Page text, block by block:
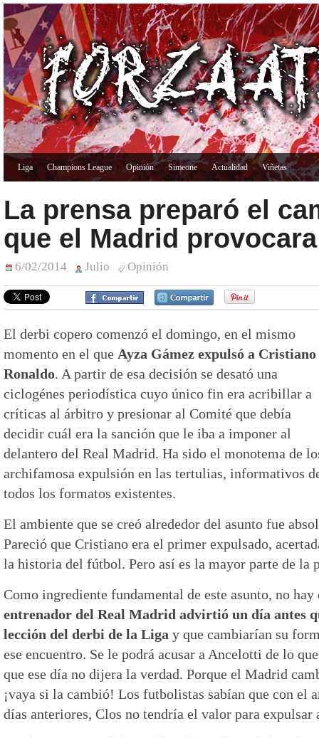
Liga Champions League Opinión Simeone Actualidad Viñetas
La prensa preparó el
que el Madrid
6/02/2014 Julio Opinión
El derbi copero comenzó el domingo, en el mismo
momento en el que Ayza Gámez expulsó a Cristiano
Ronaldo. A partir de esa decisión se desató una
ciclogénes periodística cuyo único fin era acribillar a
críticas al árbitro y presionar al Comité que debía
decidir cuál era la sanción que le iba a imponer al
delantero del Real Madrid. Ha sido el monotema de
archifamosa expulsión en las tertulias, informativos
todos los formatos existentes.
El ambiente que se creó alrededor del asunto fue
Pareció que Cristiano era el primer expulsado,
la historia del fútbol. Pero así es la mayor parte de la
Como ingrediente fundamental de este asunto, no
entrenador del Real Madrid advirtió un día antes
lección del derbi de la Liga y que cambiarían su
ese encuentro. Se le podrá acusar a Ancelotti de lo
que ese día no dijera la verdad. Porque el Madrid
¡vaya si la cambió! Los futbolistas sabían que con el
días anteriores, Clos no tendría el valor para